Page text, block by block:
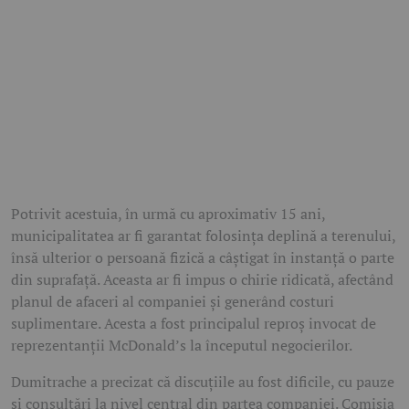
Potrivit acestuia, în urmă cu aproximativ 15 ani,
municipalitatea ar fi garantat folosința deplină a terenului,
însă ulterior o persoană fizică a câștigat în instanță o parte
din suprafață. Aceasta ar fi impus o chirie ridicată, afectând
planul de afaceri al companiei și generând costuri
suplimentare. Acesta a fost principalul reproș invocat de
reprezentanții McDonald’s la începutul negocierilor.
Dumitrache a precizat că discuțiile au fost dificile, cu pauze
și consultări la nivel central din partea companiei. Comisia